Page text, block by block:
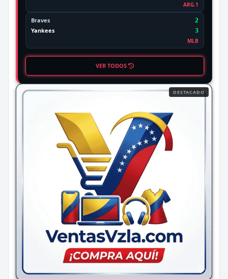
ARG.1
Braves 2
Yankees
3
MLB
VER TODOS
DESTACADO